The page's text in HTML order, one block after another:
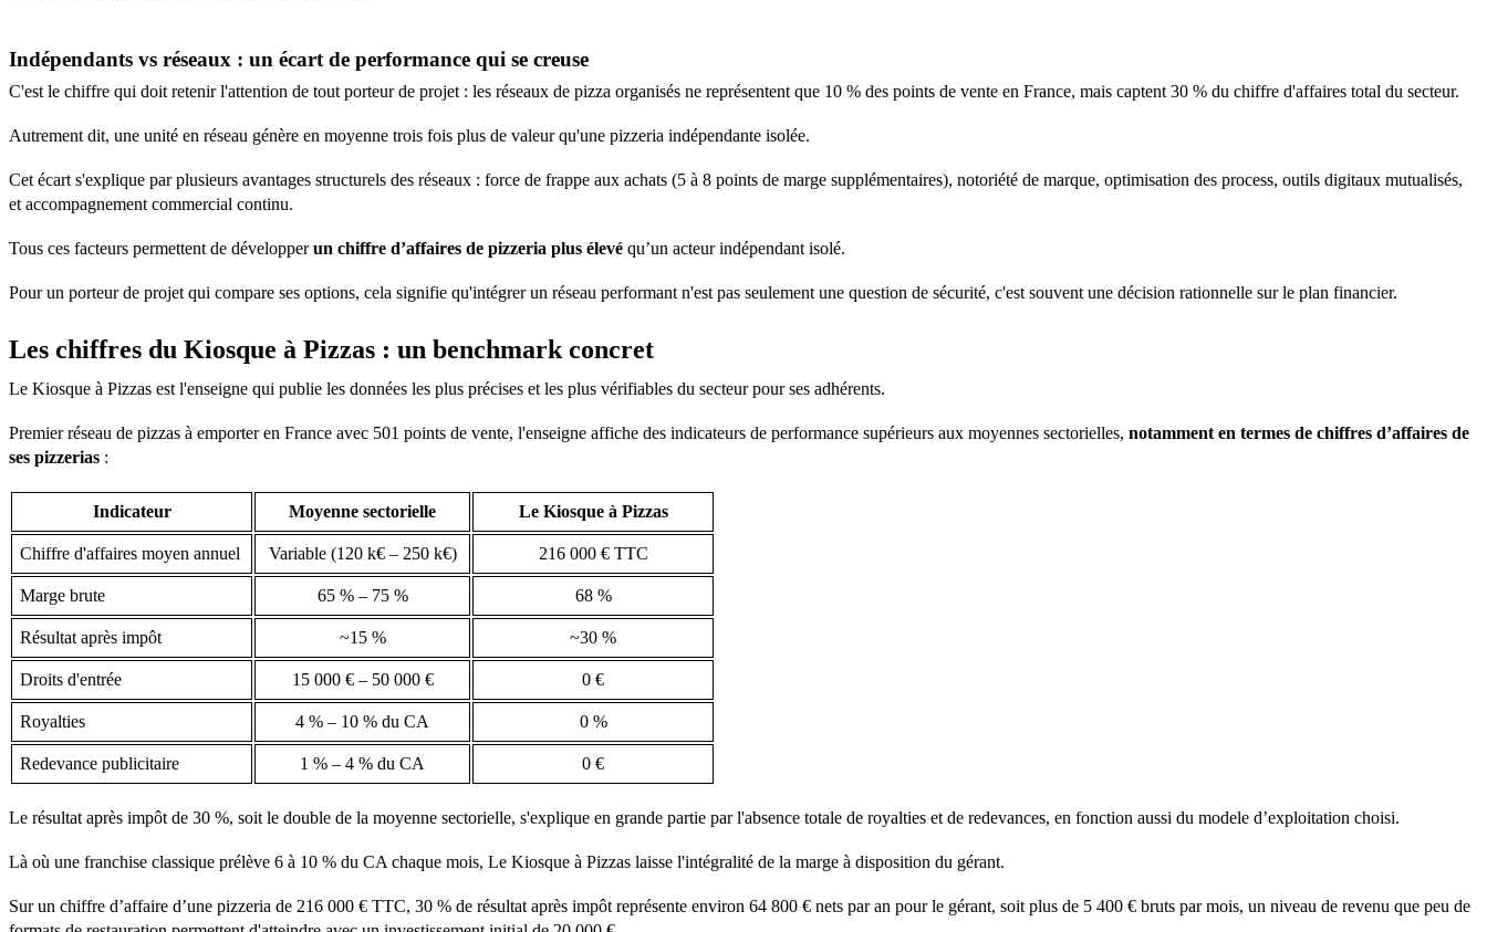
Indépendants vs réseaux : un écart de performance qui se creuse
C'est le chiffre qui doit retenir l'attention de tout porteur de projet : les réseaux de pizza organisés ne représentent que 10 % des points de vente en France, mais captent 30 % du chiffre d'affaires total du secteur.
Autrement dit, une unité en réseau génère en moyenne trois fois plus de valeur qu'une pizzeria indépendante isolée.
Cet écart s'explique par plusieurs avantages structurels des réseaux : force de frappe aux achats (5 à 8 points de marge supplémentaires), notoriété de marque, optimisation des process, outils digitaux mutualisés,
et accompagnement commercial continu.
Tous ces facteurs permettent de développerun chiffre d’affaires de pizzeria plus élevé qu’un acteur indépendant isolé.
Pour un porteur de projet qui compare ses options, cela signifie qu'intégrer un réseau performant n'est pas seulement une question de sécurité, c'est souvent une décision rationnelle sur le plan financier.
Les chiffres du Kiosque à Pizzas : un benchmark concret
Le Kiosque à Pizzas est l'enseigne qui publie les données les plus précises et les plus vérifiables du secteur pour ses adhérents.
Premier réseau de pizzas à emporter en France avec 501 points de vente, l'enseigne affiche des indicateurs de performance supérieurs aux moyennes sectorielles, notamment en termes de chiffres d’affaires de
ses pizzerias :
Indicateur Moyenne sectorielle Le Kiosque à Pizzas
Chiffre d'affaires moyen annuel Variable (120 k€ – 250 k€) 216 000 € TTC
Marge brute 65 % – 75 % 68 %
Résultat après impôt ~15 % ~30 %
Droits d'entrée 15 000 € – 50 000 € 0 €
Royalties 4 % – 10 % du CA 0 %
Redevance publicitaire 1 % – 4 % du CA 0 €
Le résultat après impôt de 30 %, soit le double de la moyenne sectorielle, s'explique en grande partie par l'absence totale de royalties et de redevances, en fonction aussi du modele d’exploitation choisi.
Là où une franchise classique prélève 6 à 10 % du CA chaque mois, Le Kiosque à Pizzas laisse l'intégralité de la marge à disposition du gérant.
Sur un chiffre d’affaire d’une pizzeria de 216 000 € TTC, 30 % de résultat après impôt représente environ 64 800 € nets par an pour le gérant, soit plus de 5 400 € bruts par mois, un niveau de revenu que peu de